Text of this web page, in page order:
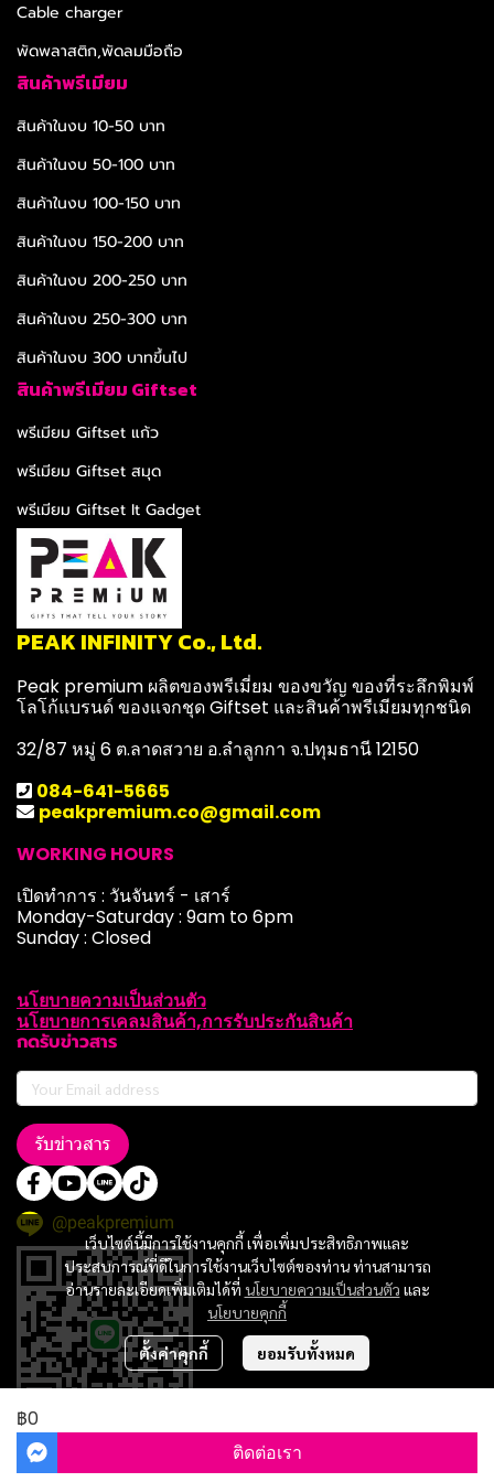
฿0
ติดต่อเรา
เว็บไซต์นี้มีการใช้งานคุกกี้ เพื่อเพิ่มประสิทธิภาพและ
ประสบการณ์ที่ดีในการใช้งานเว็บไซต์ของท่าน ท่านสามารถ
อ่านรายละเอียดเพิ่มเติมได้ที่ นโยบายความเป็นส่วนตัว และ
นโยบายคุกกี้
ตั้งค่าคุกกี้ ยอมรับทั้งหมด
Cable charger
พัดพลาสติก,พัดลมมือถือ
สินค้าพรีเมียม
สินค้าในงบ 10-50 บาท
สินค้าในงบ 50-100 บาท
สินค้าในงบ 100-150 บาท
สินค้าในงบ 150-200 บาท
สินค้าในงบ 200-250 บาท
สินค้าในงบ 250-300 บาท
สินค้าในงบ 300 บาทขึ้นไป
สินค้าพรีเมียม Giftset
พรีเมียม Giftset แก้ว
พรีเมียม Giftset สมุด
พรีเมียม Giftset It Gadget
PEAK INFINITY Co., Ltd.
Peak premium ผลิตของพรีเมี่ยม ของขวัญ ของที่ระลึกพิมพ์
โลโก้แบรนด์ ของแจกชุด Giftset และสินค้าพรีเมียมทุกชนิด
32/87 หมู่ 6 ต.ลาดสวาย อ.ลำลูกกา จ.ปทุมธานี 12150
084-641-5665
peakpremium.co@gmail.com
WORKING HOURS
เปิดทำการ : วันจันทร์ - เสาร์
Monday-Saturday : 9am to 6pm
Sunday : Closed
นโยบายความเป็นส่วนตัว
นโยบายการเคลมสินค้า,การรับประกันสินค้า
กดรับข่าวสาร
รับข่าวสาร
@peakpremium
Copyright 2024 | All Rights Reserved | Powered by peakpremium